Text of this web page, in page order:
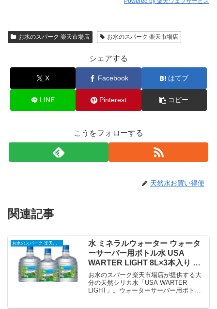
お水のスパーク 楽天市場店 お水のスパーク 楽天市場店
シェアする
X Facebook はてブ
LINE Pinterest コピー
こうをフォローする
天然水お買い得便
関連記事
お水のスパーク 楽天市場店
水 ミネラルウォーター ウォータ
ーサーバー用ボトル水 USA
WARTER LIGHT 8L×3本入り 大
分の天然シリカ水 炭酸水素イオ
ン含有｜価格・送料・ポイント還
元まとめ
お水のスパーク楽天市場店が提供する大
分の天然シリカ水「USA WARTER
LIGHT」。ウォーターサーバー用ボトル